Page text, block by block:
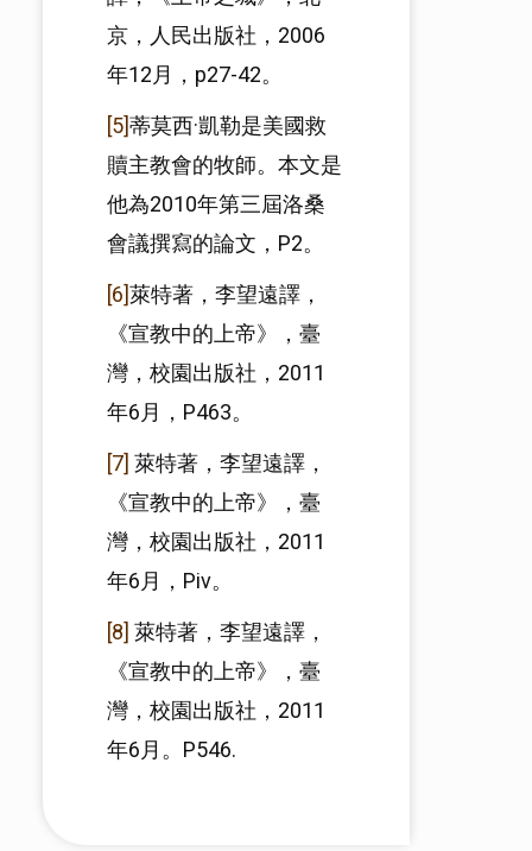
京，人民出版社，2006
年12月，p27-42。
[5]蒂莫西·凱勒是美國救
贖主教會的牧師。本文是
他為2010年第三屆洛桑
會議撰寫的論文，P2。
[6]萊特著，李望遠譯，
《宣教中的上帝》，臺
灣，校園出版社，2011
年6月，P463。
[7] 萊特著，李望遠譯，
《宣教中的上帝》，臺
灣，校園出版社，2011
年6月，Piv。
[8] 萊特著，李望遠譯，
《宣教中的上帝》，臺
灣，校園出版社，2011
年6月。P546.